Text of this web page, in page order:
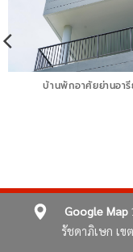
บ้านพักอาศัยย่านอา
Google Map
รัชดาภิเษก เข